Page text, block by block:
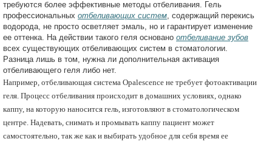
требуются более эффективные методы отбеливания. Гель
профессиональных отбеливающих систем , содержащий перекись
водорода, не просто осветляет эмаль, но и гарантирует изменение
ее оттенка. На действии такого геля основано отбеливание зубов
всех существующих отбеливающих систем в стоматологии.
Разница лишь в том, нужна ли дополнительная активация
отбеливающего геля либо нет.
Например, отбеливающая система Opalescence не требует фотоактивации
геля. Процесс отбеливания происходит в домашних условиях, однако
каппу, на которую наносится гель, изготовляют в стоматологическом
центре. Надевать, снимать и промывать каппу пациент может
самостоятельно, так же как и выбирать удобное для себя время ее